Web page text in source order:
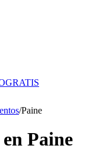
GRATIS
/Paine
Paine